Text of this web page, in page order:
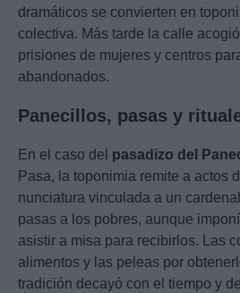
dramáticos se convierten en
colectiva. Más tarde la calle
prisiones de mujeres y centros
abandonados.
Panecillos, pasas y
En el caso del pasadizo del
Pasa, la toponimia remite a actos
nunciatura vinculada a un
pasas a los pobres, aunque
asistir a misa para recibirlos. Las
alimentos y las peleas por
tradición decayó con el tiempo y